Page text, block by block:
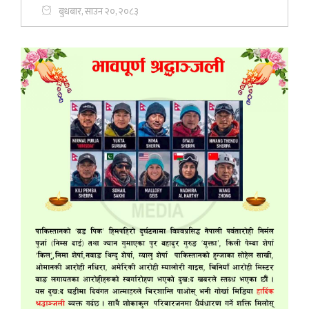
बुधबार, साउन २०, २०८३